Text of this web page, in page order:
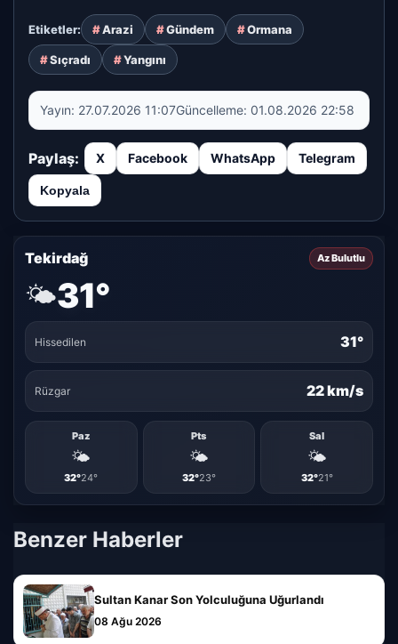
Etiketler: Arazi Gündem Ormana
Sıçradı Yangını
Yayın: 27.07.2026 11:07Güncelleme: 01.08.2026 22:58
Paylaş: X Facebook WhatsApp Telegram
Kopyala
Tekirdağ Az Bulutlu
🌤️31°
Hissedilen 31°
Rüzgar 22 km/s
Paz
🌤️
32°24°
Pts
🌤️
32°23°
Sal
🌤️
32°21°
Benzer Haberler
Sultan Kanar Son Yolculuğuna Uğurlandı
08 Ağu 2026